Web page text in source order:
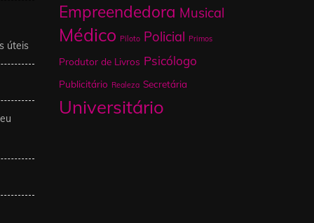
úteis
Empreendedora Musical
Médico Piloto Policial Primos
Produtor de Livros Psicólogo
Publicitário Realeza Secretária
Universitário